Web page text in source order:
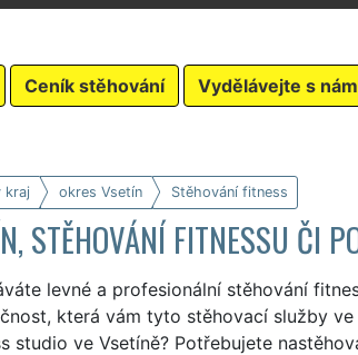
Ceník stěhování Vydělávejte s
kraj okres Vsetín Stěhování fitness
STĚHOVÁNÍ FITNESSU ČI
levné a profesionální stěhování
která vám tyto stěhovací služby
studio ve Vsetíně? Potřebujete